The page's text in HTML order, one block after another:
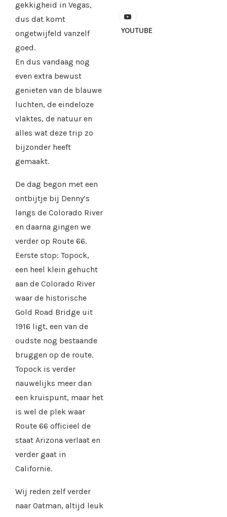
gekkigheid in Vegas,
dus dat komt
ongetwijfeld vanzelf
goed.
En dus vandaag nog
even extra bewust
genieten van de blauwe
luchten, de eindeloze
vlaktes, de natuur en
alles wat deze trip zo
bijzonder heeft
gemaakt.
De dag begon met een
ontbijtje bij Denny’s
langs de Colorado River
en daarna gingen we
verder op Route 66.
Eerste stop: Topock,
een heel klein gehucht
aan de Colorado River
waar de historische
Gold Road Bridge uit
1916 ligt, een van de
oudste nog bestaande
bruggen op de route.
Topock is verder
nauwelijks meer dan
een kruispunt, maar het
is wel de plek waar
Route 66 officieel de
staat Arizona verlaat en
verder gaat in
Californië.
Wij reden zelf verder
naar Oatman, altijd leuk
YOUTUBE